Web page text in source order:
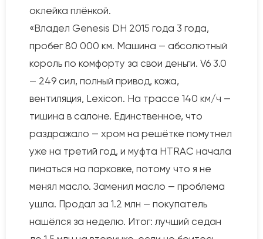
оклейка плёнкой.
«Владел Genesis DH 2015 года 3 года,
пробег 80 000 км. Машина — абсолютный
король по комфорту за свои деньги. V6 3.0
— 249 сил, полный привод, кожа,
вентиляция, Lexicon. На трассе 140 км/ч —
тишина в салоне. Единственное, что
раздражало — хром на решётке помутнел
уже на третий год, и муфта HTRAC начала
пинаться на парковке, потому что я не
менял масло. Заменил масло — проблема
ушла. Продал за 1.2 млн — покупатель
нашёлся за неделю. Итог: лучший седан